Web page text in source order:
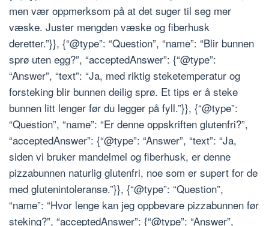
men vær oppmerksom på at det suger til seg mer
væske. Juster mengden væske og fiberhusk
deretter.”}}, {“@type”: “Question”, “name”: “Blir bunnen
sprø uten egg?”, “acceptedAnswer”: {“@type”:
“Answer”, “text”: “Ja, med riktig steketemperatur og
forsteking blir bunnen deilig sprø. Et tips er å steke
bunnen litt lenger før du legger på fyll.”}}, {“@type”:
“Question”, “name”: “Er denne oppskriften glutenfri?”,
“acceptedAnswer”: {“@type”: “Answer”, “text”: “Ja,
siden vi bruker mandelmel og fiberhusk, er denne
pizzabunnen naturlig glutenfri, noe som er supert for de
med glutenintoleranse.”}}, {“@type”: “Question”,
“name”: “Hvor lenge kan jeg oppbevare pizzabunnen før
steking?”, “acceptedAnswer”: {“@type”: “Answer”,